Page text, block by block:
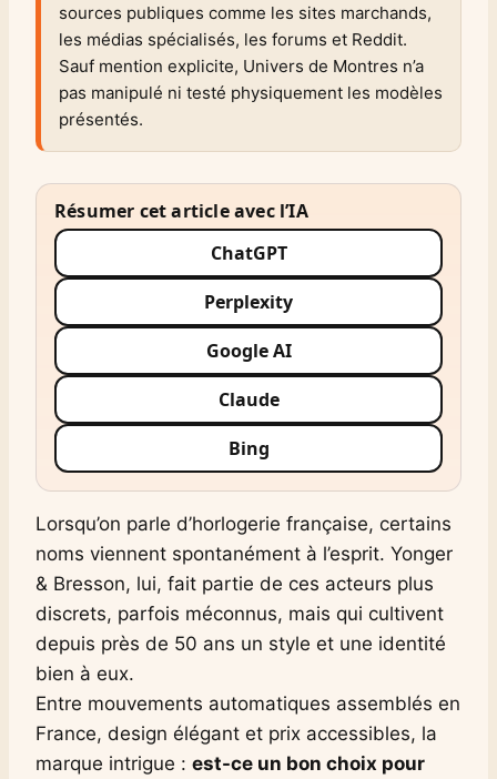
sources publiques comme les sites marchands,
les médias spécialisés, les forums et Reddit.
Sauf mention explicite, Univers de Montres n’a
pas manipulé ni testé physiquement les modèles
présentés.
Résumer cet article avec l’IA
ChatGPT
Perplexity
Google AI
Claude
Bing
Lorsqu’on parle d’horlogerie française, certains
noms viennent spontanément à l’esprit. Yonger
& Bresson, lui, fait partie de ces acteurs plus
discrets, parfois méconnus, mais qui cultivent
depuis près de 50 ans un style et une identité
bien à eux.
Entre mouvements automatiques assemblés en
France, design élégant et prix accessibles, la
marque intrigue : est-ce un bon choix pour